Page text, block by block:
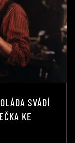
SVÁDÍ
KE